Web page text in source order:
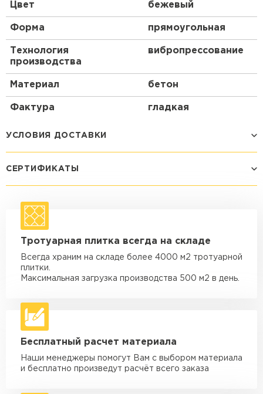
Цвет бежевый
Форма прямоугольная
Технология
производства
вибропрессование
Материал бетон
Фактура гладкая
УСЛОВИЯ ДОСТАВКИ
макс. длина груза 4 м
Машина - 1,5 тн до 20 м3
макс. длина груза 4 м
Машина - 3,5 тн до 30 м3
макс. длина груза 6 м
макс. длина груза 6 м
Машина - 10 тн до 50 м3
макс. длина груза 8 м
Машина - 20 тн до 80 м3
от 5 500 ₽
СЕРТИФИКАТЫ
Тротуарная плитка всегда на складе
Всегда храним на складе более 4000 м2 тротуарной
плитки.
Максимальная загрузка производства 500 м2 в день.
Бесплатный расчет материала
Наши менеджеры помогут Вам с выбором материала
и бесплатно произведут расчёт всего заказа